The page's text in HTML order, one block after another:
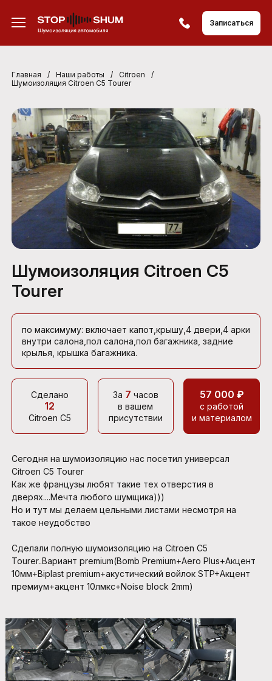
Записаться
Главная / Наши работы / Citroen
/
Шумоизоляция Сitroen С5 Tourer
Шумоизоляция Сitroen С5
Tourer
по максимуму: включает капот,крышу,4 двери,4 арки
внутри салона,пол салона,пол багажника, задние
крылья, крышка багажника.
Сделано
12
Citroen C5
За 7 часов
в вашем
присутствии
57 000 ₽
с работой
и материалом
Сегодня на шумоизоляцию нас посетил универсал
Сitroen С5 Tourer
Как же французы любят такие тех отверстия в
дверях....Мечта любого шумщика)))
Но и тут мы делаем цельными листами несмотря на
такое неудобство
Сделали полную шумоизоляцию на Сitroen С5
Tourer..Вариант premium(Bomb Premium+Aero Plus+Акцент
10мм+Biplast premium+акустический войлок STP+Акцент
премиум+акцент 10лмкс+Noise block 2mm)